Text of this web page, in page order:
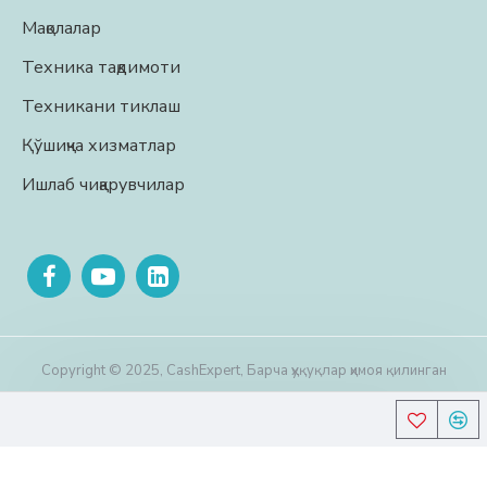
Мақолалар
Техника тақдимоти
Техникани тиклаш
Қўшиқча хизматлар
Ишлаб чиқарувчилар
Copyright © 2025, CashExpert, Барча ҳуқуқлар ҳимоя қилинган